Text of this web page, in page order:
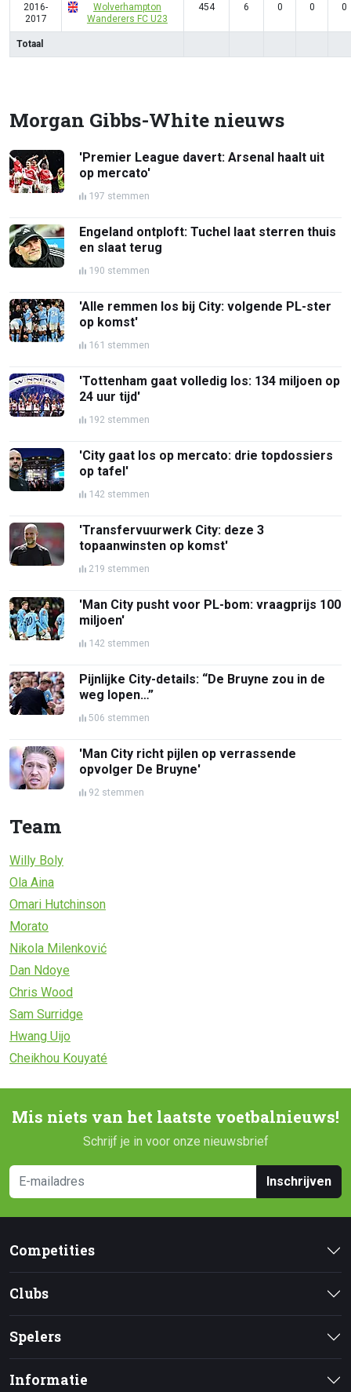
2016-
2017
Wolverhampton
Wanderers FC U23
454 6 0 0 0
Totaal
Morgan Gibbs-White nieuws
'Premier League davert: Arsenal haalt uit
op mercato'
197 stemmen
Engeland ontploft: Tuchel laat sterren thuis
en slaat terug
190 stemmen
'Alle remmen los bij City: volgende PL-ster
op komst'
161 stemmen
'Tottenham gaat volledig los: 134 miljoen op
24 uur tijd'
192 stemmen
'City gaat los op mercato: drie topdossiers
op tafel'
142 stemmen
'Transfervuurwerk City: deze 3
topaanwinsten op komst'
219 stemmen
'Man City pusht voor PL-bom: vraagprijs 100
miljoen'
142 stemmen
Pijnlijke City-details: “De Bruyne zou in de
weg lopen…”
506 stemmen
'Man City richt pijlen op verrassende
opvolger De Bruyne'
92 stemmen
Team
Willy Boly
Ola Aina
Omari Hutchinson
Morato
Nikola Milenković
Dan Ndoye
Chris Wood
Sam Surridge
Hwang Uijo
Cheikhou Kouyaté
Mis niets van het laatste voetbalnieuws!
Schrijf je in voor onze nieuwsbrief
Inschrijven
Competities
Clubs
Spelers
Informatie